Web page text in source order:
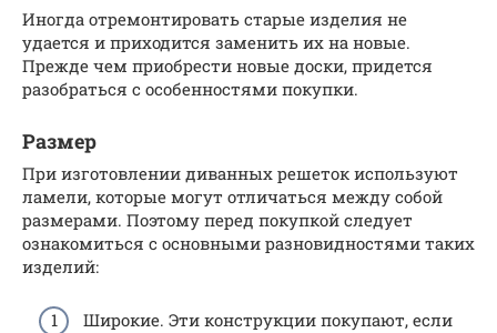
Иногда отремонтировать старые изделия не
удается и приходится заменить их на новые.
Прежде чем приобрести новые доски, придется
разобраться с особенностями покупки.
Размер
При изготовлении диванных решеток используют
ламели, которые могут отличаться между собой
размерами. Поэтому перед покупкой следует
ознакомиться с основными разновидностями таких
изделий:
Широкие. Эти конструкции покупают, если